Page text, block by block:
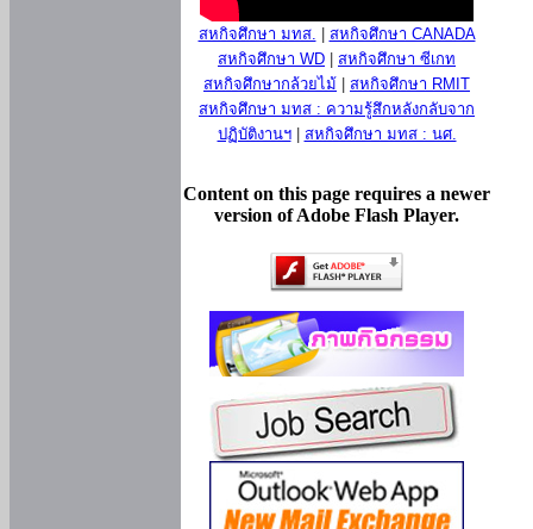
สหกิจศึกษา มทส.
สหกิจศึกษา CANADA
สหกิจศึกษา WD
สหกิจศึกษา ซีเกท
สหกิจศึกษากล้วยไม้
สหกิจศึกษา RMIT
สหกิจศึกษา มทส : ความรู้สึกหลังกลับจาก
ปฏิบัติงานฯ| สหกิจศึกษา มทส : นศ.
Content on this page requires a newer
version of Adobe Flash Player.